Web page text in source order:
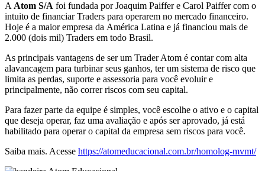
A Atom S/A foi fundada por Joaquim Paiffer e Carol Paiffer com o
intuito de financiar Traders para operarem no mercado financeiro.
Hoje é a maior empresa da América Latina e já financiou mais de
2.000 (dois mil) Traders em todo Brasil.
As principais vantagens de ser um Trader Atom é contar com alta
alavancagem para turbinar seus ganhos, ter um sistema de risco que
limita as perdas, suporte e assessoria para você evoluir e
principalmente, não correr riscos com seu capital.
Para fazer parte da equipe é simples, você escolhe o ativo e o capital
que deseja operar, faz uma avaliação e após ser aprovado, já está
habilitado para operar o capital da empresa sem riscos para você.
Saiba mais. Acesse https://atomeducacional.com.br/homolog-mvmt/